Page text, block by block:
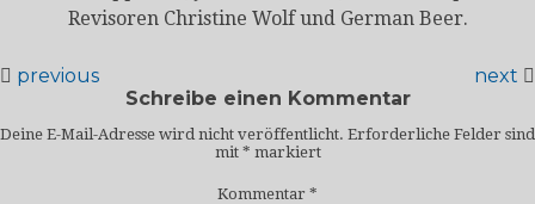
Revisoren Christine Wolf und German Beer.
previous
next
Schreibe einen Kommentar
Deine E-Mail-Adresse wird nicht veröffentlicht. Erforderliche Felder sind
mit * markiert
Kommentar *